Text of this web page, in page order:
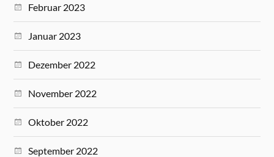
Februar 2023
Januar 2023
Dezember 2022
November 2022
Oktober 2022
September 2022